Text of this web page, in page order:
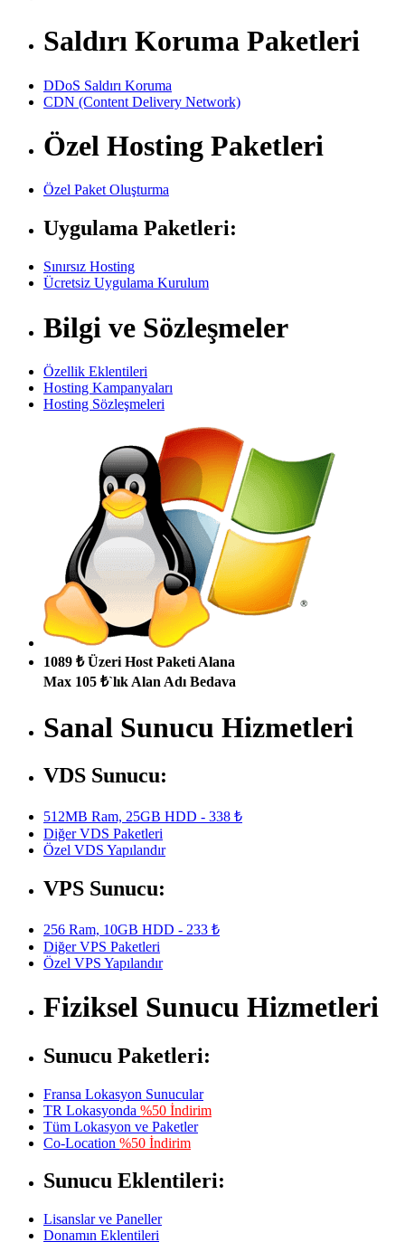
Saldırı Koruma Paketleri
DDoS Saldırı Koruma
CDN (Content Delivery Network)
Özel Hosting Paketleri
Özel Paket Oluşturma
Uygulama Paketleri:
Sınırsız Hosting
Ücretsiz Uygulama Kurulum
Bilgi ve Sözleşmeler
Özellik Eklentileri
Hosting Kampanyaları
Hosting Sözleşmeleri
1089 ₺ Üzeri Host Paketi Alana
Max 105 ₺`lık Alan Adı Bedava
Sanal Sunucu Hizmetleri
VDS Sunucu:
512MB Ram, 25GB HDD - 338 ₺
Diğer VDS Paketleri
Özel VDS Yapılandır
VPS Sunucu:
256 Ram, 10GB HDD - 233 ₺
Diğer VPS Paketleri
Özel VPS Yapılandır
Fiziksel Sunucu Hizmetleri
Sunucu Paketleri:
Fransa Lokasyon Sunucular
TR Lokasyonda %50 İndirim
Tüm Lokasyon ve Paketler
Co-Location %50 İndirim
Sunucu Eklentileri:
Lisanslar ve Paneller
Donamın Eklentileri